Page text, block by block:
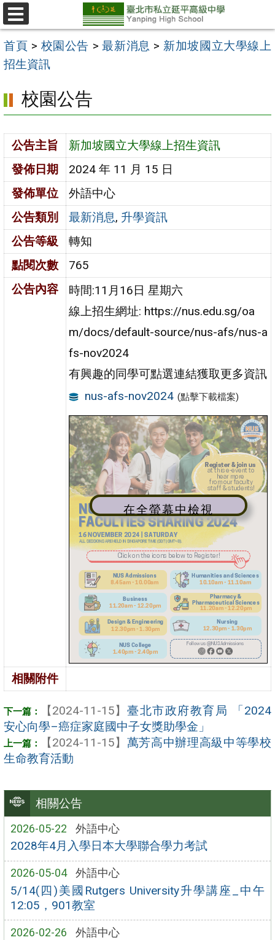
跳
至
主
要
區
選
單
首頁 > 校園公告 >最新消息 > 新加坡國立大學線上
招生資訊
相關公告
2026-05-22 外語中心
2028年4月入學日本大學聯合學力考試
2026-05-04 外語中心
5/14(四)美國Rutgers University升學講座_中午
12:05，901教室
2026-02-26 外語中心
校園公告
公告主旨
新加坡國立大學線上招生資訊
發佈日期
2024 年 11 月 15 日
發佈單位
外語中心
公告類別
最新消息, 升學資訊
公告等級
轉知
點閱次數
765
公告內容
時間:11月16日 星期六
線上招生網址: https://nus.edu.sg/oa
m/docs/default-source/nus-afs/nus-a
fs-nov2024
有興趣的同學可點選連結獲取更多資訊
nus-afs-nov2024 (點擊下載檔案)
在全螢幕中檢視
相關附件
【2024-11-15】 臺北市政府教育局 「2024
安心向學–癌症家庭國中子女獎助學金」
【2024-11-15】 萬芳高中辦理高級中等學校
生命教育活動